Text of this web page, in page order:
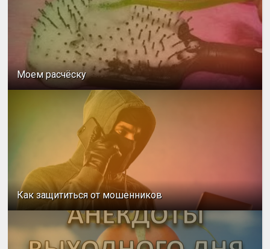
Моем расчёску
Как защититься от мошенников